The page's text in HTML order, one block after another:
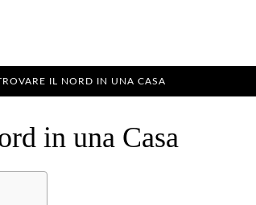
IL NORD IN UNA CASA
in una Casa